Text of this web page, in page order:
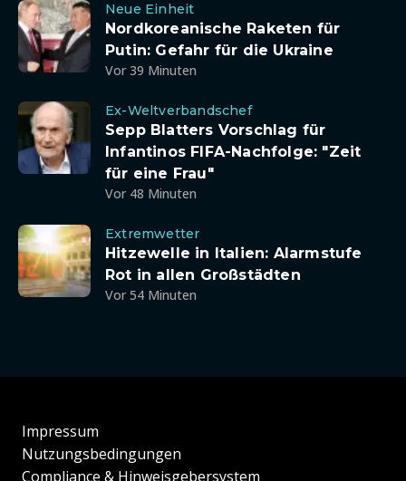
Neue Einheit
Nordkoreanische Raketen für
Putin: Gefahr für die Ukraine
Vor 39 Minuten
Ex-Weltverbandschef
Sepp Blatters Vorschlag für
Infantinos FIFA-Nachfolge: "Zeit
für eine Frau"
Vor 48 Minuten
Extremwetter
Hitzewelle in Italien: Alarmstufe
Rot in allen Großstädten
Vor 54 Minuten
Impressum
Nutzungsbedingungen
Compliance & Hinweisgebersystem